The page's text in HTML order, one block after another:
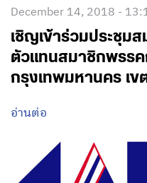
December 14, 2018 -
เชิญเข้าร่วมประชุม
ตัวแทนสมาชิกพรรค
กรุงเทพมหานคร เข
อ่านต่อ